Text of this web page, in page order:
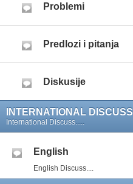
Problemi
Predlozi i pitanja
Diskusije
INTERNATIONAL DISCUSS
International Discuss.....
English
English Discuss....